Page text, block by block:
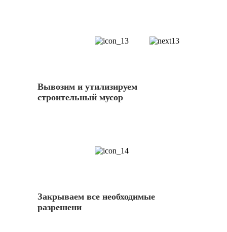
Вывозим и утилизируем
строительный мусор
Закрываем все необходимые
разрешени